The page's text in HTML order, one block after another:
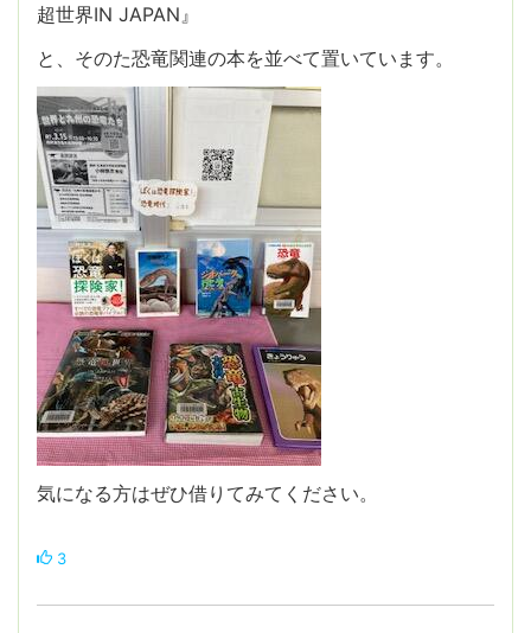
超世界IN JAPAN』
と、そのた恐竜関連の本を並べて置いています。
気になる方はぜひ借りてみてください。
3